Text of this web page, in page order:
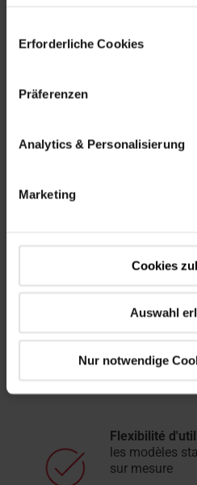
Erforderliche Cookies
Präferenzen
Analytics & Personalisierung
Marketing
Cookies
Auswahl
Nur notwendige
coup d'œil
grand nombre de variantes
,
toit Roto s'adapte à presque
ambiance lumineuse et
Trois raisons pour lesquelles
Montage
extérieures
Flexibilité
les modèles
sur mesure